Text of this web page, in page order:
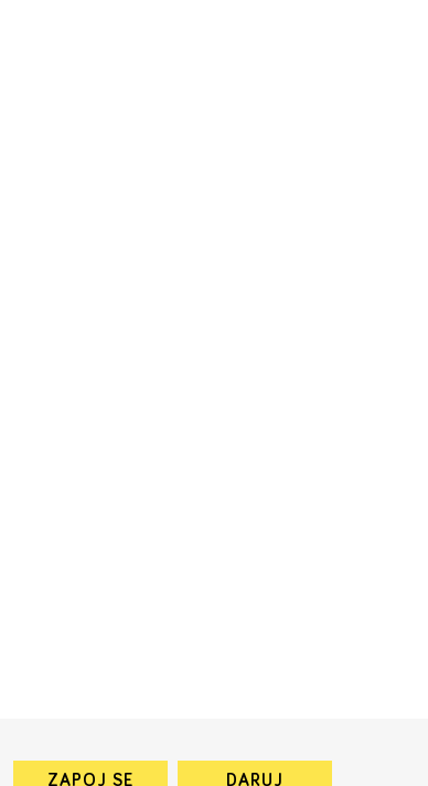
ZAPOJ SE DARUJ